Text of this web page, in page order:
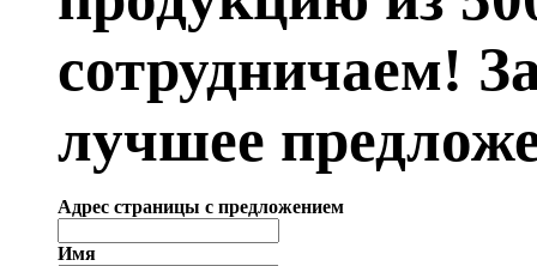
сотрудничаем!
лучшее
Адрес страницы с предложением
Имя